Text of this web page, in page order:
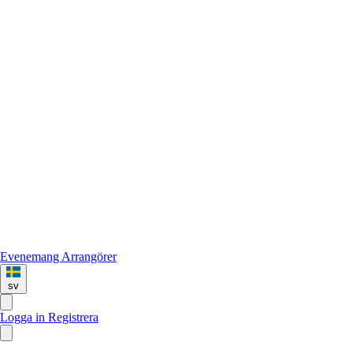
Evenemang Arrangörer
sv
Logga in Registrera